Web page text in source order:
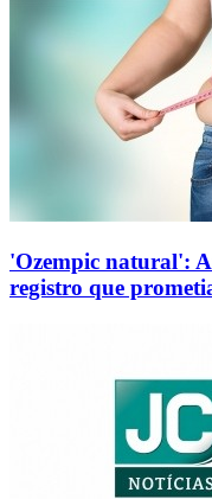
'Ozempic natural':
registro que